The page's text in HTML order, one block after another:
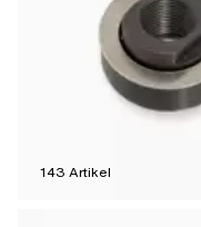
143 Artikel